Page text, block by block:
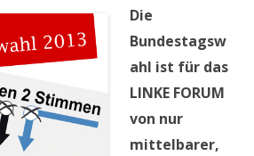
Die
Bundestagsw
ahl ist für das
LINKE FORUM
von nur
mittelbarer,